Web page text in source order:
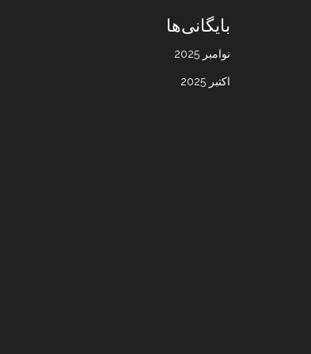
بایگانی‌ها
نوامبر 2025
اکتبر 2025